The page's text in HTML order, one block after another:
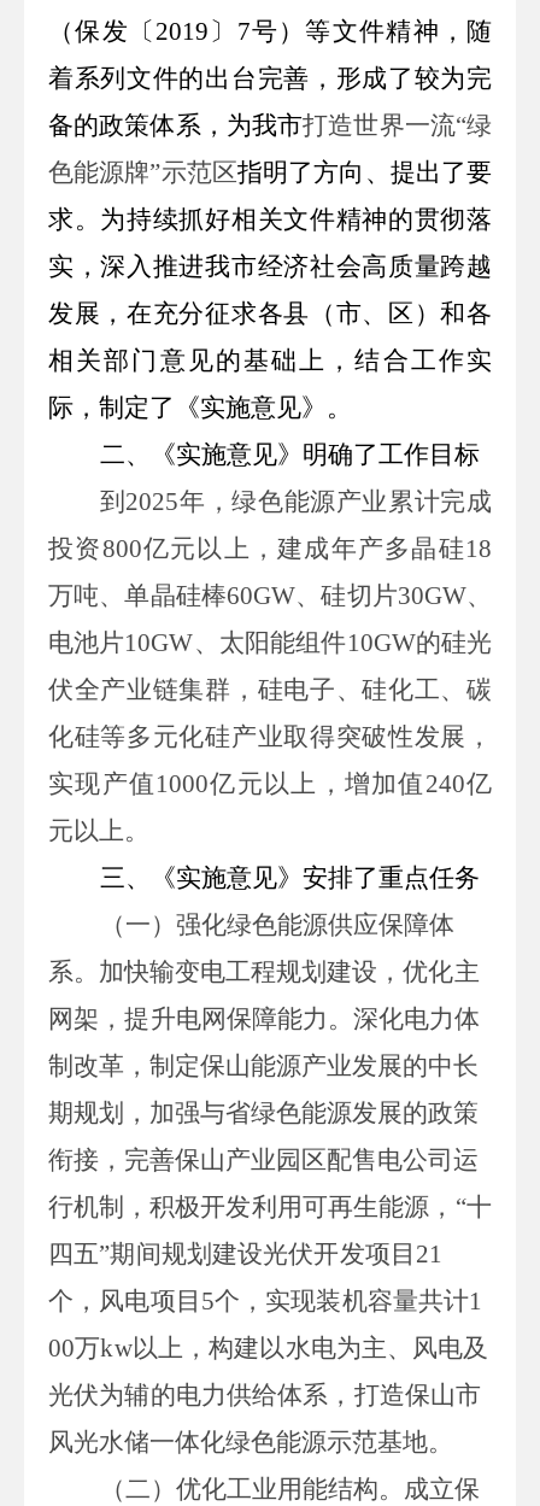
（保发 〔 2019 〕 7号）等文件精神，随
着系列文件的出台完善， 形成了较为完
备的政策体系，为我市打造世界一流“绿
色能源牌”示范区指明了方向、提出了要
求。为持续抓好相关文件精神的贯彻落
实，深入推进我市经济社会高质量跨越
发展，在充分征求各县（市、区）和各
相关部门意见的基础上，结合工作实
际，制定了《实施意见》。
二、
《实施意见》 明确了工作目标
到 2025年，绿色能源产业累计完成
投资800亿元以上，建成年产多晶硅18
万吨、单晶硅棒60GW、硅切片30GW、
电池片10GW、太阳能组件10GW的硅光
伏全产业链集群， 硅电子、硅化工、碳
化硅等多元化硅产业取得突破性发展，
实现产值1000亿元以上，增加值240亿
元以上。
三、《实施意见》 安排了重点任务
（一）强化绿色能源供应保障体
系。 加快输变电工程规划 建设 ，优化主
网架，提升电网保障能力 。深化电力体
制改革，制定保山能源产业发展的中长
期规划 ，加强与省绿色能源发展的政策
衔接， 完善保山产业园区配售电公司运
行机制， 积极开发利用可再生能源， “十
四五”期间规划建设光伏开发项目 21
个，风电项目 5个，实现装机容量共计1
00万kw以上，构建以水电为主、风电及
光伏为辅的电力供给体系， 打造保山市
风光水储一体化绿色能源示范基地。
（二）优化工业用能结构。
成立保